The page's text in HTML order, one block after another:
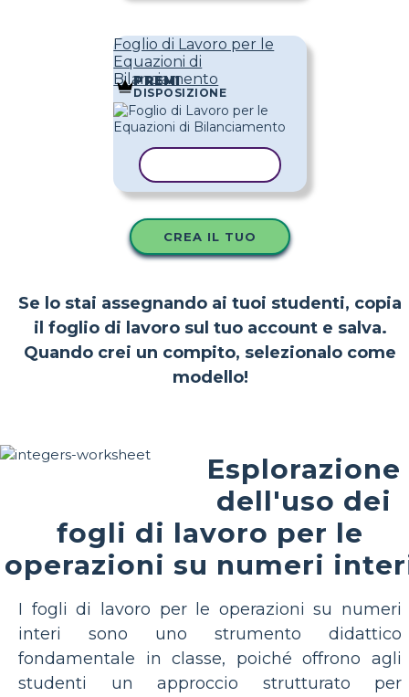
Foglio di Lavoro per le
Equazioni di
Bilanciamento
PREMI
DISPOSIZIONE
CREA IL TUO
Se lo stai assegnando ai tuoi studenti, copia
il foglio di lavoro sul tuo account e salva.
Quando crei un compito, selezionalo come
modello!
Esplorazione
dell'uso dei
fogli di lavoro per le
operazioni su numeri
I fogli di lavoro per le operazioni su numeri
interi sono uno strumento didattico
fondamentale in classe, poiché offrono agli
studenti un approccio strutturato per